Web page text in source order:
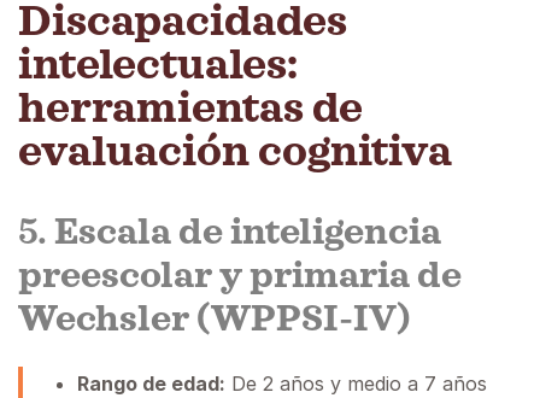
Discapacidades
intelectuales:
herramientas de
evaluación cognitiva
5. Escala de inteligencia
preescolar y primaria de
Wechsler (WPPSI-IV)
Rango de edad: De 2 años y medio a 7 años